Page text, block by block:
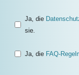
Ja, die
sie.
Ja, die FAQ-